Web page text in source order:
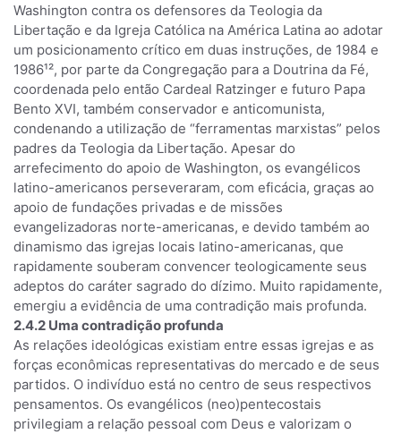
Washington contra os defensores da Teologia da
Libertação e da Igreja Católica na América Latina ao adotar
um posicionamento crítico em duas instruções, de 1984 e
1986¹², por parte da Congregação para a Doutrina da Fé,
coordenada pelo então Cardeal Ratzinger e futuro Papa
Bento XVI, também conservador e anticomunista,
condenando a utilização de “ferramentas marxistas” pelos
padres da Teologia da Libertação. Apesar do
arrefecimento do apoio de Washington, os evangélicos
latino-americanos perseveraram, com eficácia, graças ao
apoio de fundações privadas e de missões
evangelizadoras norte-americanas, e devido também ao
dinamismo das igrejas locais latino-americanas, que
rapidamente souberam convencer teologicamente seus
adeptos do caráter sagrado do dízimo. Muito rapidamente,
emergiu a evidência de uma contradição mais profunda.
2.4.2 Uma contradição profunda
As relações ideológicas existiam entre essas igrejas e as
forças econômicas representativas do mercado e de seus
partidos. O indivíduo está no centro de seus respectivos
pensamentos. Os evangélicos (neo)pentecostais
privilegiam a relação pessoal com Deus e valorizam o